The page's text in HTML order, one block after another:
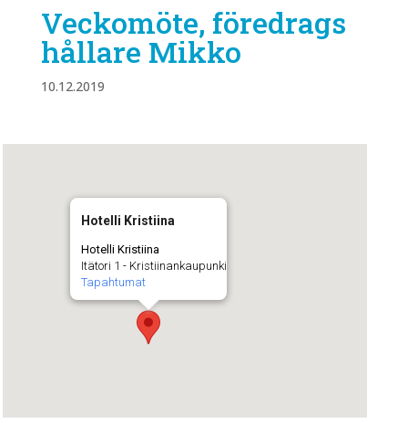
Veckomöte, föredrags
hållare Mikko
10.12.2019
Hotelli Kristiina
Hotelli Kristiina
Itätori 1 - Kristiinankaupunki
Tapahtumat